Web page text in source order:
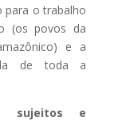
para o trabalho
(os povos da
e a
de toda a
sujeitos e